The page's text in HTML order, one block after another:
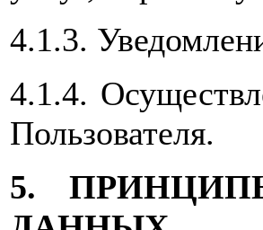
4.1.3.
4.1.4.
Пользователя.
5.